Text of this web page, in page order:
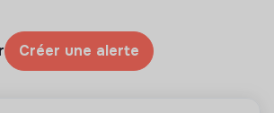
Créer une alerte